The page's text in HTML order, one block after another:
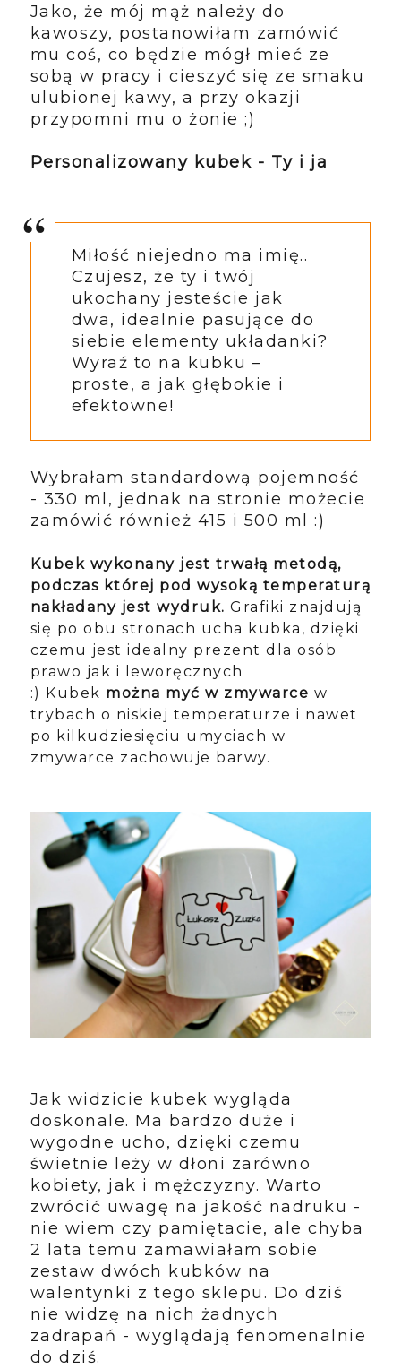
Jako, że mój mąż należy do
kawoszy, postanowiłam zamówić
mu coś, co będzie mógł mieć ze
sobą w pracy i cieszyć się ze smaku
ulubionej kawy, a przy okazji
przypomni mu o żonie ;)
Personalizowany kubek - Ty i ja
Miłość niejedno ma imię..
Czujesz, że ty i twój
ukochany jesteście jak
dwa, idealnie pasujące do
siebie elementy układanki?
Wyraź to na kubku –
proste, a jak głębokie i
efektowne!
Wybrałam standardową pojemność
- 330 ml, jednak na stronie możecie
zamówić również 415 i 500 ml :)
Kubek wykonany jest trwałą metodą,
podczas której pod wysoką temperaturą
nakładany jest wydruk. Grafiki znajdują
się po obu stronach ucha kubka, dzięki
czemu jest idealny prezent dla osób
prawo jak i leworęcznych
:) Kubek można myć w zmywarce w
trybach o niskiej temperaturze i nawet
po kilkudziesięciu umyciach w
zmywarce zachowuje barwy.
Jak widzicie kubek wygląda
doskonale. Ma bardzo duże i
wygodne ucho, dzięki czemu
świetnie leży w dłoni zarówno
kobiety, jak i mężczyzny. Warto
zwrócić uwagę na jakość nadruku -
nie wiem czy pamiętacie, ale chyba
2 lata temu zamawiałam sobie
zestaw dwóch kubków na
walentynki z tego sklepu. Do dziś
nie widzę na nich żadnych
zadrapań - wyglądają fenomenalnie
do dziś.